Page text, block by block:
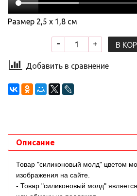
Размер 2,5 х 1,8 см
В
Добавить в сравнение
Описание
Товар "силиконовый молд" цветом
изображения на сайте.
- Товар "силиконовый молд"